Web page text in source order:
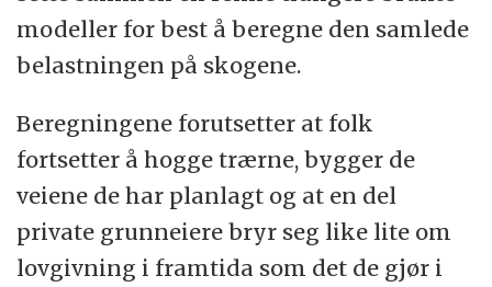
modeller for best å beregne den samlede
belastningen på skogene.
Beregningene forutsetter at folk
fortsetter å hogge trærne, bygger de
veiene de har planlagt og at en del
private grunneiere bryr seg like lite om
lovgivning i framtida som det de gjør i